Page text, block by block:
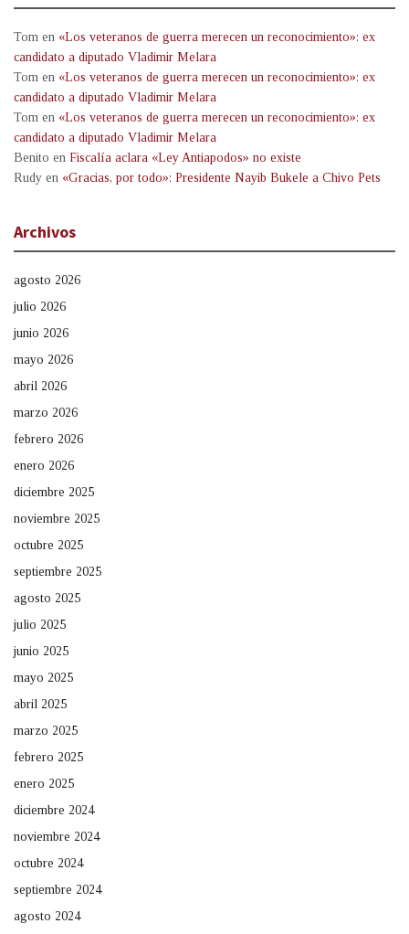
Tom en «Los veteranos de guerra merecen un reconocimiento»: ex
candidato a diputado Vladimir Melara
Tom en «Los veteranos de guerra merecen un reconocimiento»: ex
candidato a diputado Vladimir Melara
Tom en «Los veteranos de guerra merecen un reconocimiento»: ex
candidato a diputado Vladimir Melara
Benito en Fiscalía aclara «Ley Antiapodos» no existe
Rudy en «Gracias, por todo»: Presidente Nayib Bukele a Chivo Pets
Archivos
agosto 2026
julio 2026
junio 2026
mayo 2026
abril 2026
marzo 2026
febrero 2026
enero 2026
diciembre 2025
noviembre 2025
octubre 2025
septiembre 2025
agosto 2025
julio 2025
junio 2025
mayo 2025
abril 2025
marzo 2025
febrero 2025
enero 2025
diciembre 2024
noviembre 2024
octubre 2024
septiembre 2024
agosto 2024